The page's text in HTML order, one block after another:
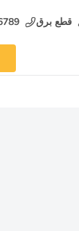
قطع برق